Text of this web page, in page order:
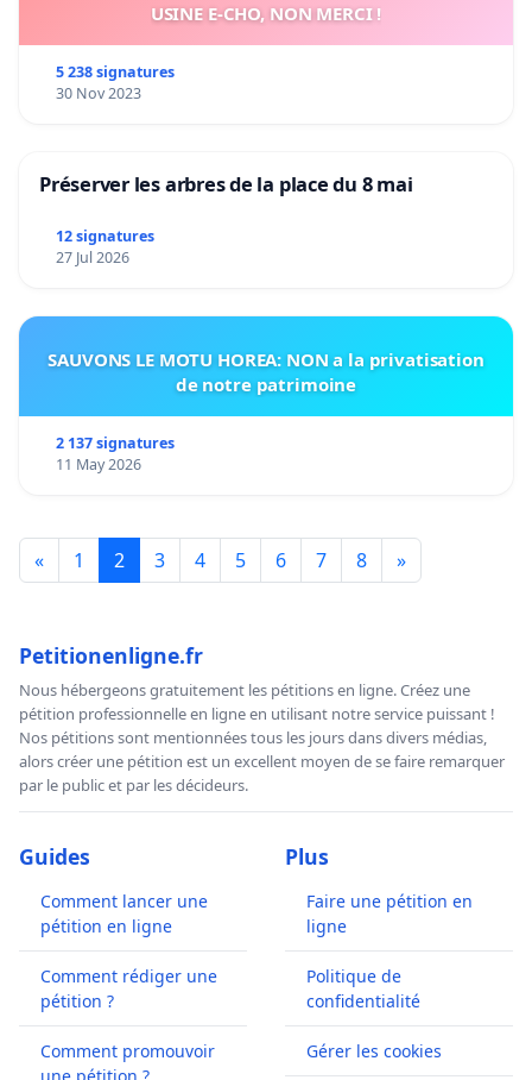
USINE E-CHO, NON MERCI !
5 238 signatures
30 Nov 2023
Préserver les arbres de la place du 8 mai
12 signatures
27 Jul 2026
SAUVONS LE MOTU HOREA: NON a la privatisation
de notre patrimoine
2 137 signatures
11 May 2026
« 1 2 3 4 5 6 7 8 »
Petitionenligne.fr
Nous hébergeons gratuitement les pétitions en ligne. Créez une
pétition professionnelle en ligne en utilisant notre service puissant !
Nos pétitions sont mentionnées tous les jours dans divers médias,
alors créer une pétition est un excellent moyen de se faire remarquer
par le public et par les décideurs.
Guides
Comment lancer une
pétition en ligne
Comment rédiger une
pétition ?
Comment promouvoir
Plus
Faire une pétition en
ligne
Politique de
confidentialité
Gérer les cookies